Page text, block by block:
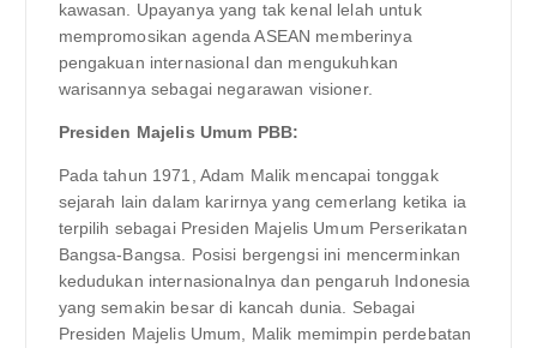
kawasan. Upayanya yang tak kenal lelah untuk
mempromosikan agenda ASEAN memberinya
pengakuan internasional dan mengukuhkan
warisannya sebagai negarawan visioner.
Presiden Majelis Umum PBB:
Pada tahun 1971, Adam Malik mencapai tonggak
sejarah lain dalam karirnya yang cemerlang ketika ia
terpilih sebagai Presiden Majelis Umum Perserikatan
Bangsa-Bangsa. Posisi bergengsi ini mencerminkan
kedudukan internasionalnya dan pengaruh Indonesia
yang semakin besar di kancah dunia. Sebagai
Presiden Majelis Umum, Malik memimpin perdebatan